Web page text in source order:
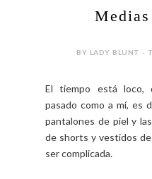
BY LADY BLUNT -
El tiempo está loco,
pasado como a mí, es
pantalones de piel y
de shorts y vestidos
ser complicada.